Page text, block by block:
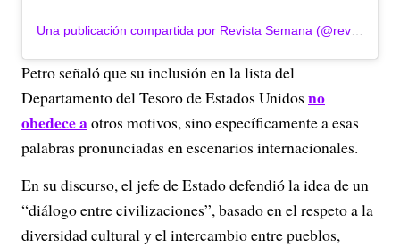
Petro señaló que su inclusión en la lista del
Departamento del Tesoro de Estados Unidos no
obedece aotros motivos, sino específicamente a esas
palabras pronunciadas en escenarios internacionales.
En su discurso, el jefe de Estado defendió la idea de un
“diálogo entre civilizaciones”, basado en el respeto a la
diversidad cultural y el intercambio entre pueblos,